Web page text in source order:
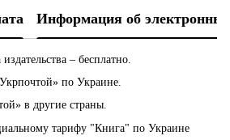
Информация об
– бесплатно.
по Украине.
в другие страны.
тарифу "Книга" по Украине